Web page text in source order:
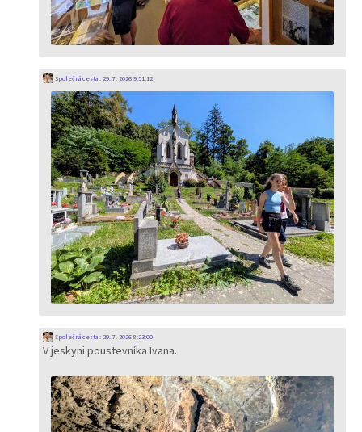
Společná cesta: 29. 7. 2026 9:51:12
Společná cesta: 29. 7. 2026 8:23:00
V jeskyni poustevníka Ivana.